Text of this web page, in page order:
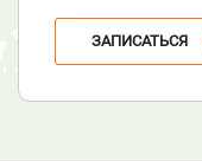
ЗАПИСАТЬСЯ